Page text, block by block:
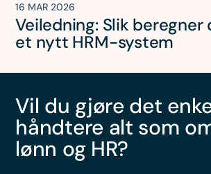
16 MAR 2026
Veiledning: Slik beregner
et nytt HRM-system
Vil du gjøre det
håndtere alt som
lønn og HR?